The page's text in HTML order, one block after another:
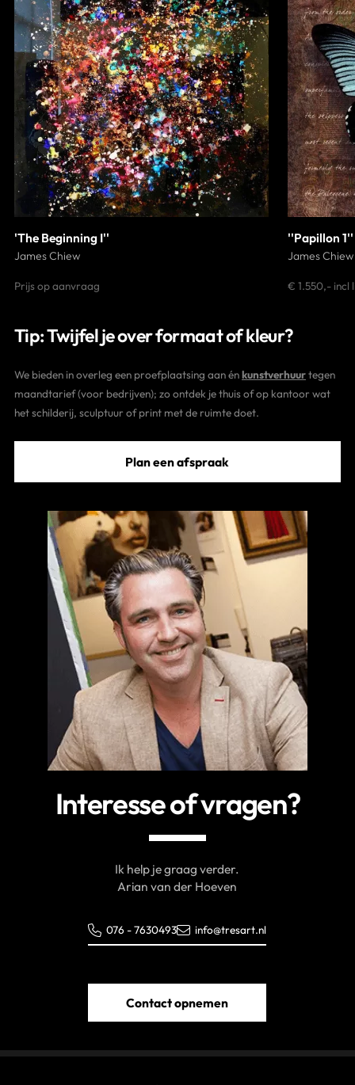
'The Beginning I''
James Chiew
Prijs op aanvraag
''Papillon 1''
James Chiew
€ 1.550,- incl
Tip: Twijfel je over formaat of kleur?
We bieden in overleg een proefplaatsing aan énkunstverhuurtegen
maandtarief (voor bedrijven); zo ontdek je thuis of op kantoor wat
het schilderij, sculptuur of print met de ruimte doet.
Plan een afspraak
Interesse of vragen?
Ik help je graag verder.
Arian van der Hoeven
076 - 7630493 info@tresart.nl
Contact opnemen